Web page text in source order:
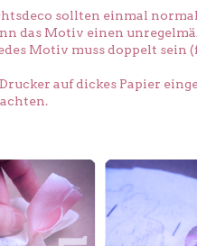
sollten einmal
das Motiv einen
Motiv muss doppelt sein
auf dickes Papier